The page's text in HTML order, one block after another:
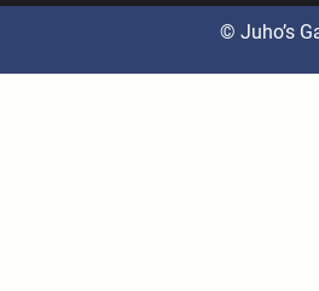
© Juho’s